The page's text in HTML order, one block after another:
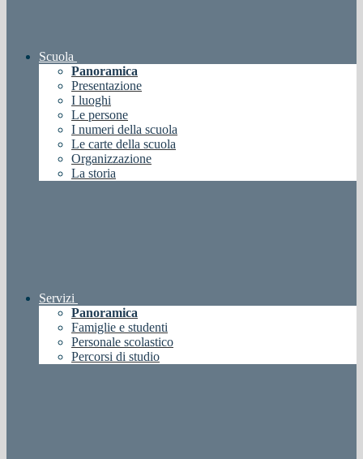
Scuola
Panoramica
Presentazione
I luoghi
Le persone
I numeri della scuola
Le carte della scuola
Organizzazione
La storia
Servizi
Panoramica
Famiglie e studenti
Personale scolastico
Percorsi di studio